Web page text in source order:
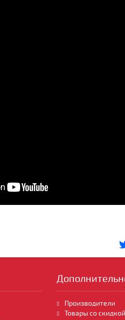
Производители
Товары со скидкой